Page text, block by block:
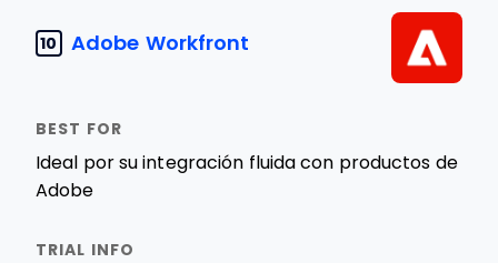
10 Adobe Workfront
Ideal por su integración fluida con productos de
Adobe